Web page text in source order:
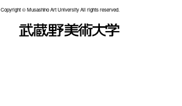
Copyright © Musashino Art University All rights reserved.